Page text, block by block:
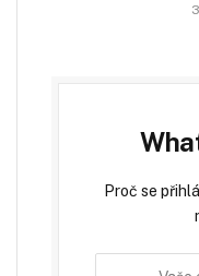
Proč se